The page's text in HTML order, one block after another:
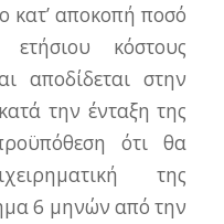
κατ’ αποκοπή ποσό
κόστους
αποδίδεται στην
την ένταξη της
ότι θα
της
6 μηνών από την